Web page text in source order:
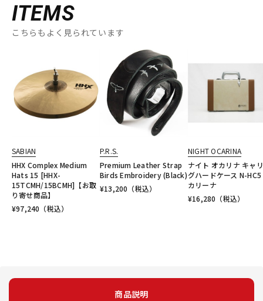
ITEMS
こちらもよく見られています
SABIAN
HHX Complex Medium
Hats 15 [HHX-
15TCMH/15BCMH]【お取
り寄せ商品】
¥97,240 （税込）
P.R.S.
Premium Leather Strap
Birds Embroidery (Black)
¥13,200 （税込）
NIGHT OCARINA
ナイト オカリナ キャ
グハードケース N-HC5
カリーナ
¥16,280 （税込）
商品説明